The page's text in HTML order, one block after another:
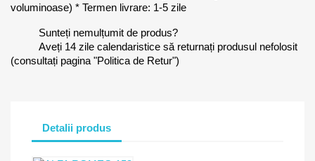
voluminoase) * Termen livrare: 1-5 zile
Sunteți nemulțumit de produs?
Aveți 14 zile calendaristice să returnați produsul nefolosit
(consultați pagina "Politica de Retur")
Detalii produs